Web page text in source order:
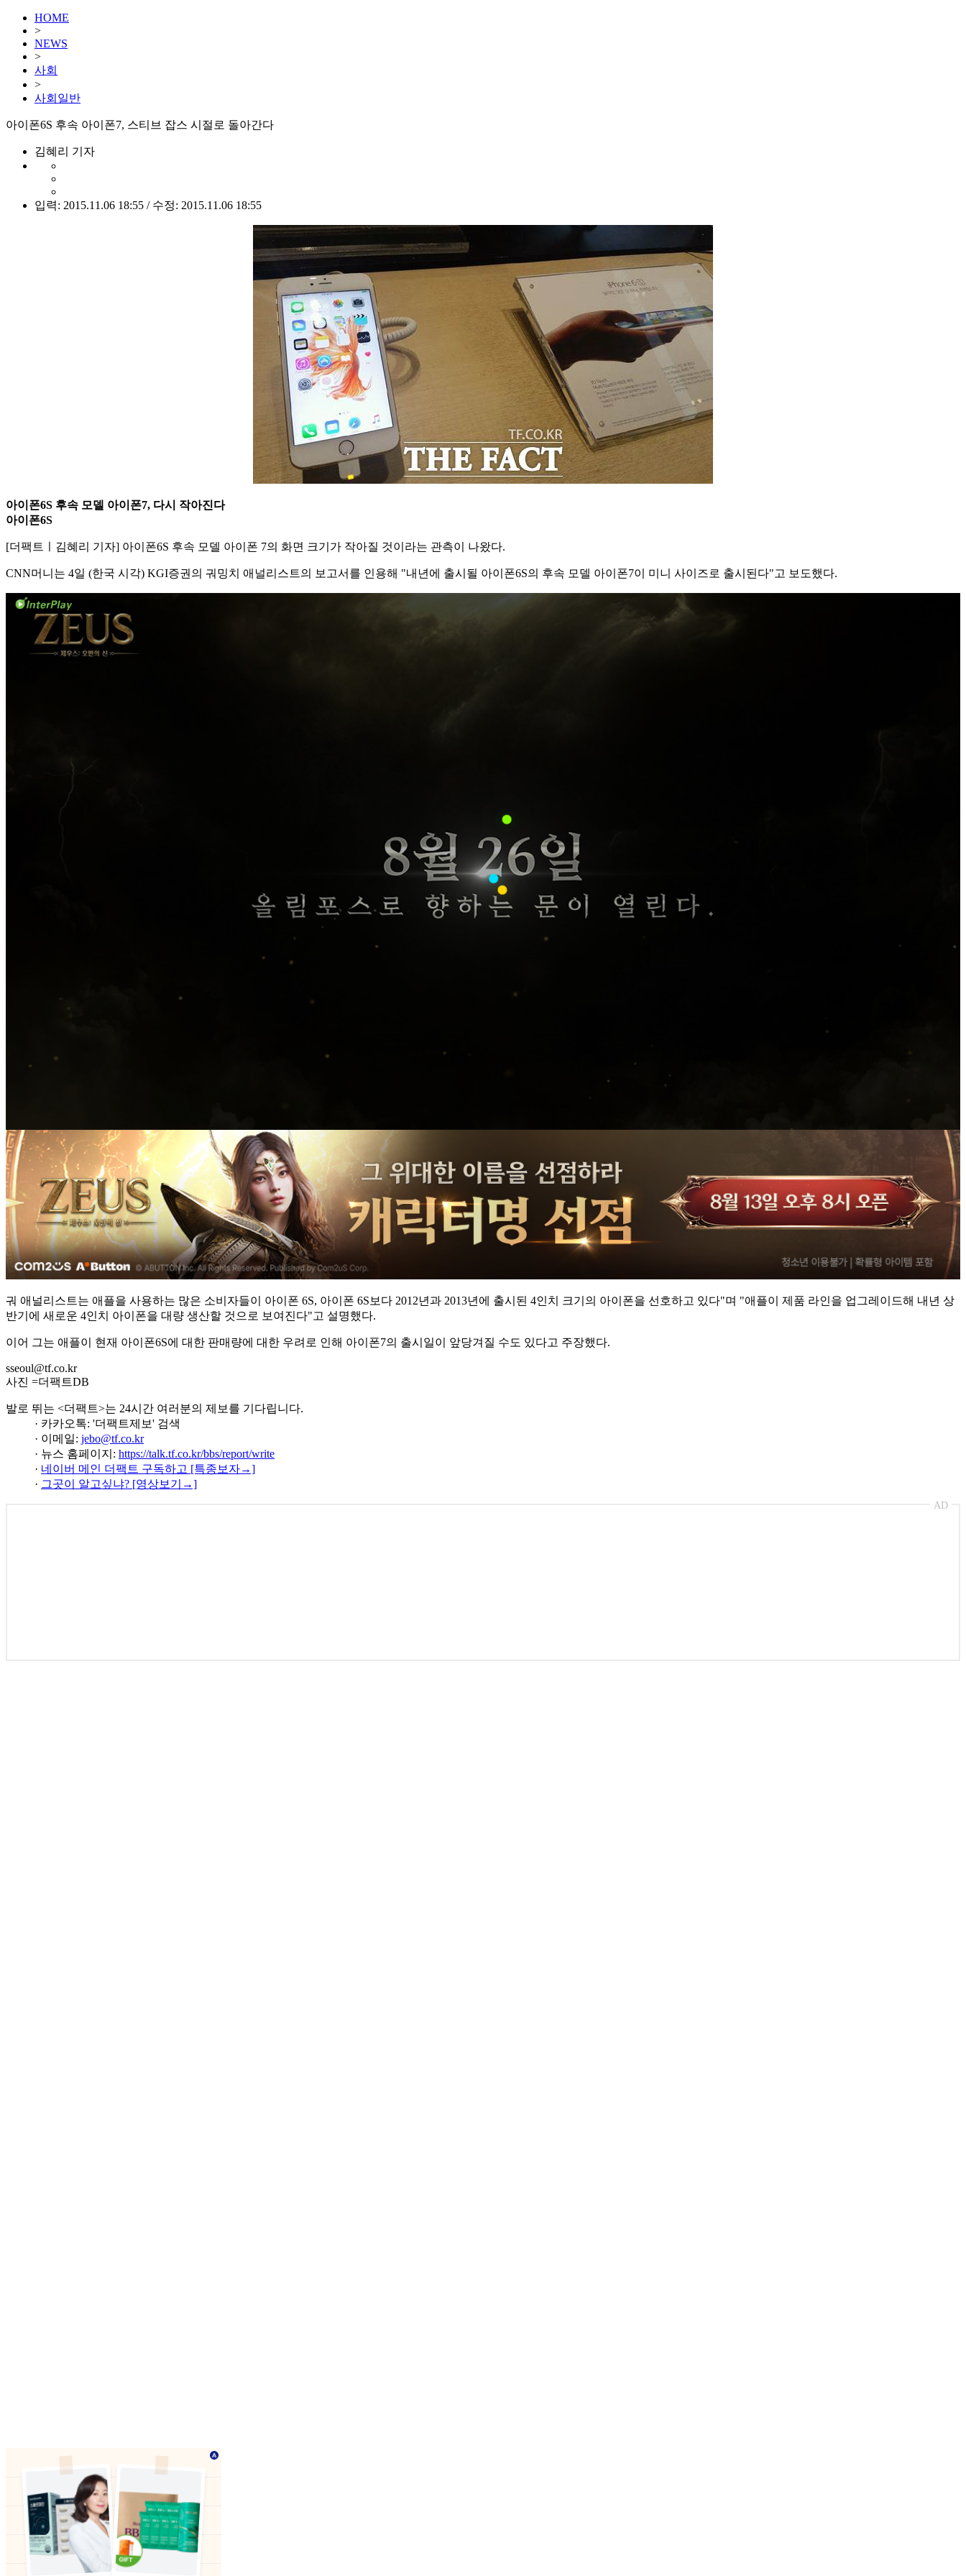
HOME
>
NEWS
>
사회
>
사회일반
아이폰6S 후속 아이폰7, 스티브 잡스 시절로 돌아간다
김혜리 기자
입력: 2015.11.06 18:55 / 수정: 2015.11.06 18:55
아이폰6S 후속 모델 아이폰7, 다시 작아진다
아이폰6S
[더팩트ㅣ김혜리 기자] 아이폰6S 후속 모델 아이폰 7의 화면 크기가 작아질 것이라는 관측이 나왔다.
CNN머니는 4일 (한국 시각) KGI증권의 궈밍치 애널리스트의 보고서를 인용해 "내년에 출시될 아이폰6S의 후속 모델 아이폰7이 미니 사이즈로 출시된다"고 보도했다.
궈 애널리스트는 애플을 사용하는 많은 소비자들이 아이폰 6S, 아이폰 6S보다 2012년과 2013년에 출시된 4인치 크기의 아이폰을 선호하고 있다"며 "애플이 제품 라인을 업그레이드해 내년 상
반기에 새로운 4인치 아이폰을 대량 생산할 것으로 보여진다"고 설명했다.
이어 그는 애플이 현재 아이폰6S에 대한 판매량에 대한 우려로 인해 아이폰7의 출시일이 앞당겨질 수도 있다고 주장했다.
sseoul@tf.co.kr
사진 =더팩트DB
발로 뛰는 <더팩트>는 24시간 여러분의 제보를 기다립니다.
· 카카오톡: '더팩트제보' 검색
· 이메일: jebo@tf.co.kr
· 뉴스 홈페이지: https://talk.tf.co.kr/bbs/report/write
· 네이버 메인 더팩트 구독하고 [특종보자→]
· 그곳이 알고싶냐? [영상보기→]
AD